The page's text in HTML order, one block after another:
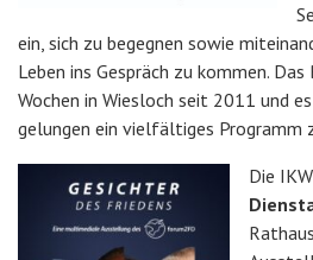
ein, sich zu begegnen sowie
Leben ins Gespräch zu kommen.
Wochen in Wiesloch seit 2011 und
gelungen ein vielfältiges Programm
Die